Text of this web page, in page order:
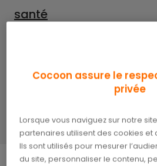
santé
Les mesures pour lutter
Sensibiliser et engager
Cocoon assure le
privée
Lorsque vous naviguez sur notre
partenaires utilisent des cookies et
Ils sont utilisés pour mesurer
du site, personnaliser le contenu,